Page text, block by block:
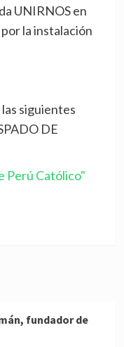
UNIRNOS en
la instalación
siguientes
DE
Perú Católico"
fundador de